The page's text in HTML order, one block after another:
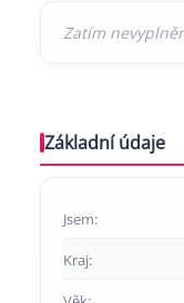
Základní údaje
Jsem:
Kraj: